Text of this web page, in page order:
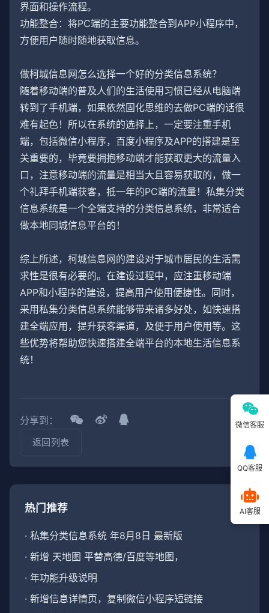
界面和操作流程。
功能整合：将PC端的主要功能整合到APP小程序中，
方便用户随时随地获取信息。
做柯城信息网怎么选择一个好的分类信息系统？
随着移动端的普及人们的生活使用习惯已经从电脑端
转到了手机端，如果依然固化思维的去做PC端的话很
难有起色！所以在系统的选择上，一定要注重手机
端，包括微信小程序，百度小程序及APP的搭建是至
关重要的，毕竟要拥抱移动端才能获取更大的流量入
口，注意移动端的流量是相当大且容易获取的，做一
个礼拜手机端获客，抵一年的PC端的流量！私集分类
信息系统是一个全端支持的分类信息系统，非常适合
做本地同城信息平台的！
综上所述，柯城信息网的建设对于城市居民的生活需
求性是很有必要的。在建设过程中，应注重移动端
APP和小程序的建设，提高用户使用便捷性。同时，
采用私集分类信息系统能够带来诸多好处，如快速搭
建全端应用，提升获客渠道，及便于用户使用等。这
些优势将帮助您快速搭建全端平台的本地生活信息系
统！
分享到：
返回列表
热门推荐
· 私集分类信息系统 年8月8日 最新版
· 新增 天地图 平替高德/百度等地图，
· 年功能升级说明
· 新增信息详情页，复制微信小程序短链接
微信客服
QQ客服
AI客服